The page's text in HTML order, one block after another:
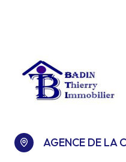
AGENCE DE LA